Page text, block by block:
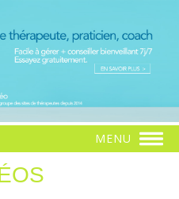
MENU